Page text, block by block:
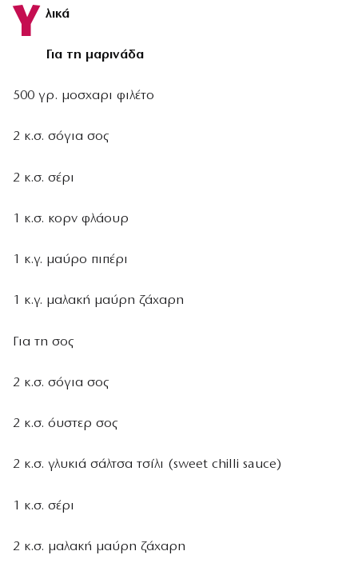
Υ λικά
Για τη μαρινάδα
500 γρ. μοσχαρι φιλέτο
2 κ.σ. σόγια σος
2 κ.σ. σέρι
1 κ.σ. κορν φλάουρ
1 κ.γ. μαύρο πιπέρι
1 κ.γ. μαλακή μαύρη ζάχαρη
Για τη σος
2 κ.σ. σόγια σος
2 κ.σ. όυστερ σος
2 κ.σ. γλυκιά σάλτσα τσίλι (sweet chilli sauce)
1 κ.σ. σέρι
2 κ.σ. μαλακή μαύρη ζάχαρη